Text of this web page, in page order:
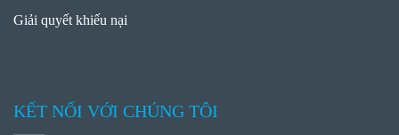
Giải quyết khiếu nại
KẾT NỐI VỚI CHÚNG TÔI